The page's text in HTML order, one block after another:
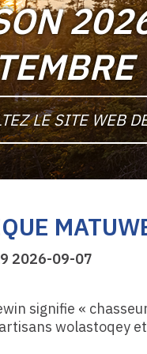
LE SITE WEB
2026-09-07
signifie «
wolastoqey